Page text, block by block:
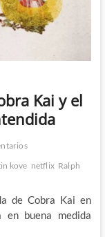
Kai y el
kove netflix Ralph
de Cobra Kai en
buena medida